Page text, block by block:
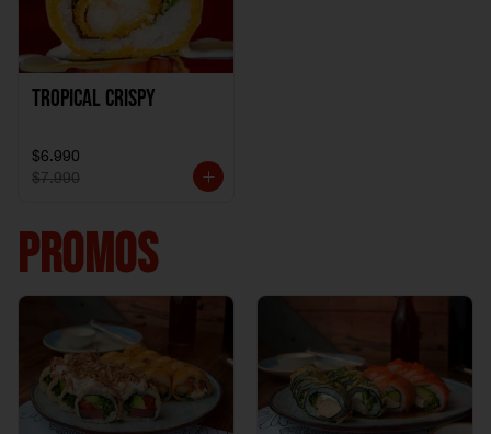
Tropical crispy
$6.990
$7.990
PROMOS